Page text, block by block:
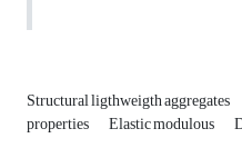
Structural ligthweigth aggregates
properties Elastic modulous